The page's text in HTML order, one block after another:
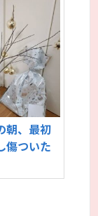
朝、最初
傷ついた